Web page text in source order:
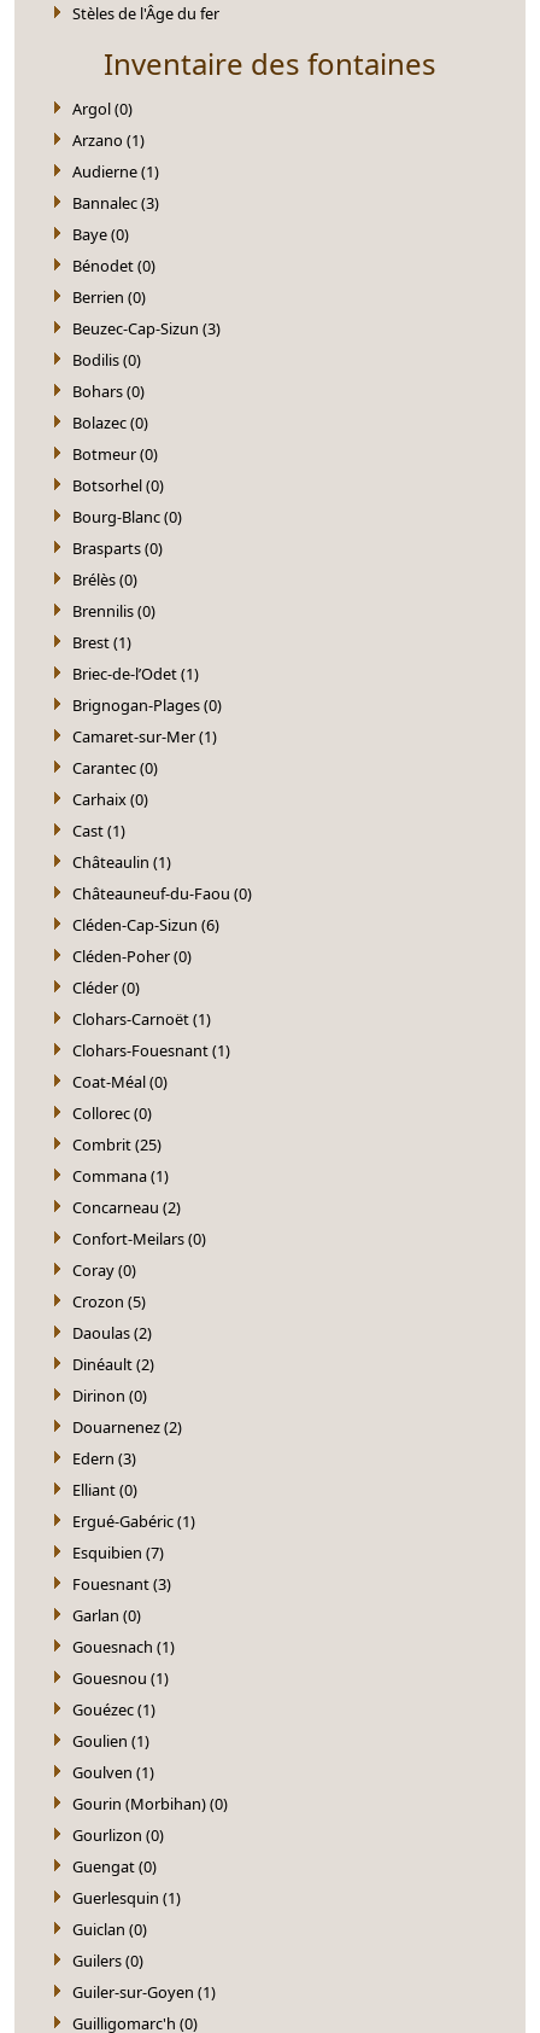
Stèles de l'Âge du fer
Inventaire des fontaines
Argol (0)
Arzano (1)
Audierne (1)
Bannalec (3)
Baye (0)
Bénodet (0)
Berrien (0)
Beuzec-Cap-Sizun (3)
Bodilis (0)
Bohars (0)
Bolazec (0)
Botmeur (0)
Botsorhel (0)
Bourg-Blanc (0)
Brasparts (0)
Brélès (0)
Brennilis (0)
Brest (1)
Briec-de-l’Odet (1)
Brignogan-Plages (0)
Camaret-sur-Mer (1)
Carantec (0)
Carhaix (0)
Cast (1)
Châteaulin (1)
Châteauneuf-du-Faou (0)
Cléden-Cap-Sizun (6)
Cléden-Poher (0)
Cléder (0)
Clohars-Carnoët (1)
Clohars-Fouesnant (1)
Coat-Méal (0)
Collorec (0)
Combrit (25)
Commana (1)
Concarneau (2)
Confort-Meilars (0)
Coray (0)
Crozon (5)
Daoulas (2)
Dinéault (2)
Dirinon (0)
Douarnenez (2)
Edern (3)
Elliant (0)
Ergué-Gabéric (1)
Esquibien (7)
Fouesnant (3)
Garlan (0)
Gouesnach (1)
Gouesnou (1)
Gouézec (1)
Goulien (1)
Goulven (1)
Gourin (Morbihan) (0)
Gourlizon (0)
Guengat (0)
Guerlesquin (1)
Guiclan (0)
Guilers (0)
Guiler-sur-Goyen (1)
Guilligomarc'h (0)